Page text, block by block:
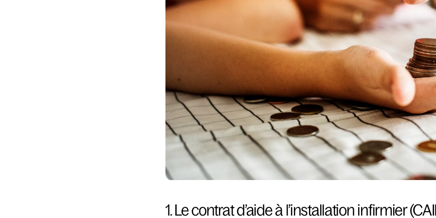
1. Le contrat d’aide à l’installation infirmier